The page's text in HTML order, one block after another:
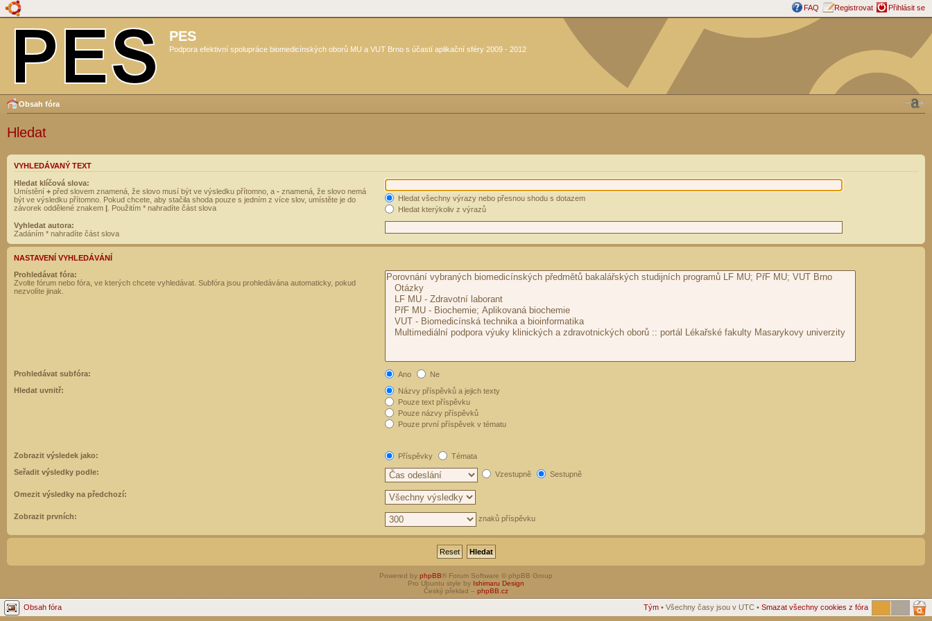
FAQ Registrovat Přihlásit se
PES
Podpora efektivní spolupráce biomedicínských oborů MU a VUT Brno s účastí aplikační sféry 2009 - 2012
Obsah fóra
Hledat
VYHLEDÁVANÝ TEXT
Hledat klíčová slova:
Umístění + před slovem znamená, že slovo musí být ve výsledku přítomno, a - znamená, že slovo nemá
být ve výsledku přítomno. Pokud chcete, aby stačila shoda pouze s jedním z více slov, umístěte je do
závorek oddělené znakem | . Použitím * nahradíte část slova
Hledat všechny výrazy nebo přesnou shodu s dotazem
Hledat kterýkoliv z výrazů
Vyhledat autora:
Zadáním * nahradíte část slova
NASTAVENÍ VYHLEDÁVÁNÍ
Prohledávat fóra:
Zvolte fórum nebo fóra, ve kterých chcete vyhledávat. Subfóra jsou prohledávána automaticky, pokud
nezvolíte jinak.
Prohledávat subfóra: Ano
Ne
Hledat uvnitř:
Názvy příspěvků a jejich texty
Pouze text příspěvku
Pouze názvy příspěvků
Pouze první příspěvek v tématu
Zobrazit výsledek jako: Příspěvky
Témata
Seřadit výsledky podle:
Vzestupně Sestupně
Omezit výsledky na předchozí:
Zobrazit prvních: znaků příspěvku
Powered by phpBB® Forum Software © phpBB Group
Pro Ubuntu style by Ishimaru Design
Český překlad – phpBB.cz
Obsah fóra Tým • Všechny časy jsou v UTC • Smazat všechny cookies z fóra